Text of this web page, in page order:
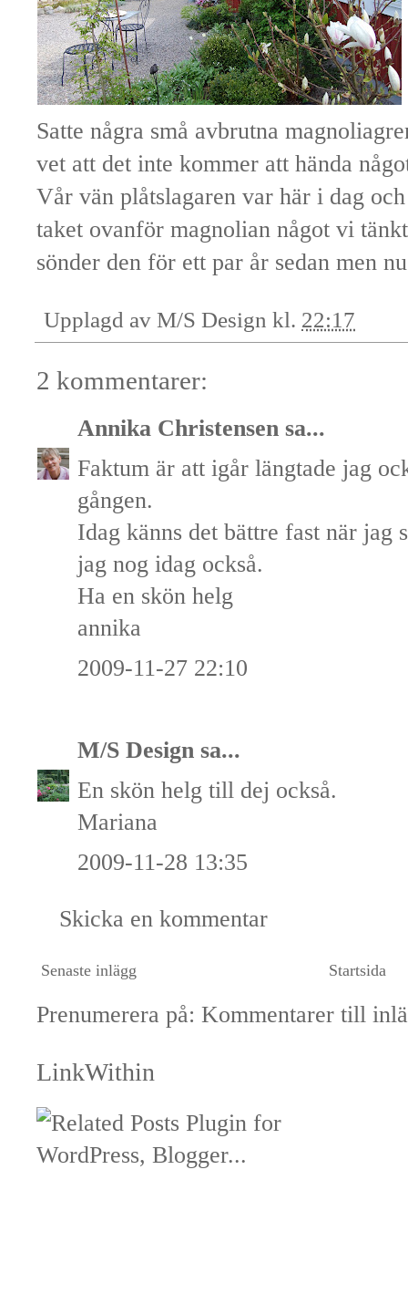
Satte några små avbrutna
vet att det inte kommer att hända
Vår vän plåtslagaren var här i dag
taket ovanför magnolian något vi
sönder den för ett par år sedan men
Upplagd av M/S Design kl. 22:17
2 kommentarer:
Annika Christensen sa...
Faktum är att igår längtade jag
gången.
Idag känns det bättre fast när jag
jag nog idag också.
Ha en skön helg
annika
2009-11-27 22:10
M/S Design sa...
En skön helg till dej också.
Mariana
2009-11-28 13:35
Skicka en kommentar
Senaste inlägg Startsida
Prenumerera på: Kommentarer till
LinkWithin